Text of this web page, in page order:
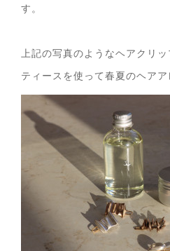
す。
上記の写真のようなヘアクリッ
ティースを使って春夏のヘアア